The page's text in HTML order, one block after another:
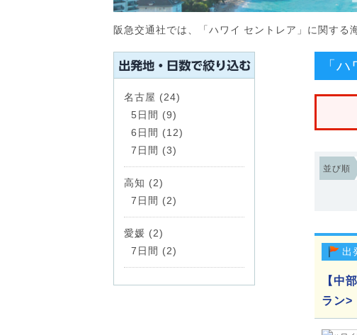
阪急交通社では、「ハワイ セントレア」に関する
「
並び順
出
【中
ラン>
名古屋 (24)
5日間 (9)
6日間 (12)
7日間 (3)
高知 (2)
7日間 (2)
愛媛 (2)
7日間 (2)